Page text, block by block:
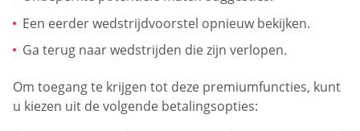
Een eerder wedstrijdvoorstel opnieuw bekijken.
Ga terug naar wedstrijden die zijn verlopen.
Om toegang te krijgen tot deze premiumfuncties, kunt
u kiezen uit de volgende betalingsopties: